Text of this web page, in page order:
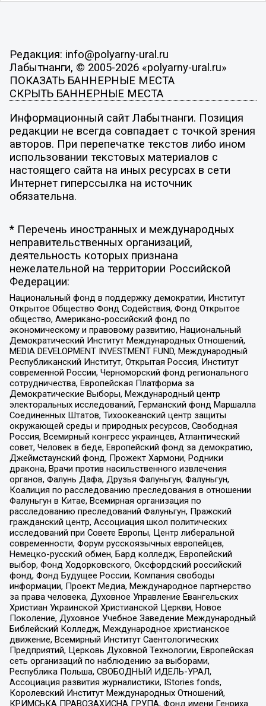
Редакция: info@polyarny-ural.ru
Лабытнанги, © 2005-2026 «polyarny-ural.ru»
ПОКАЗАТЬ БАННЕРНЫЕ МЕСТА
СКРЫТЬ БАННЕРНЫЕ МЕСТА
Информационный сайт Лабытнанги. Позиция
редакции не всегда совпадает с точкой зрения
авторов. При перепечатке текстов либо ином
использовании текстовых материалов с
настоящего сайта на иных ресурсах в сети
Интернет гиперссылка на источник
обязательна.
* Перечень иностранных и международных
неправительственных организаций,
деятельность которых признана
нежелательной на территории Российской
Федерации:
Национальный фонд в поддержку демократии, Институт
Открытое Общество Фонд Содействия, Фонд Открытое
общество, Американо-российский фонд по
экономическому и правовому развитию, Национальный
Демократический Институт Международных Отношений,
MEDIA DEVELOPMENT INVESTMENT FUND, Международный
Республиканский Институт, Открытая Россия, Институт
современной России, Черноморский фонд регионального
сотрудничества, Европейская Платформа за
Демократические Выборы, Международный центр
электоральных исследований, Германский фонд Маршалла
Соединенных Штатов, Тихоокеанский центр защиты
окружающей среды и природных ресурсов, Свободная
Россия, Всемирный конгресс украинцев, Атлантический
совет, Человек в беде, Европейский фонд за демократию,
Джеймстаунский фонд, Прожект Хармони, Родники
дракона, Врачи против насильственного извлечения
органов, Фалунь Дафа, Друзья Фалуньгун, Фалуньгун,
Коалиция по расследованию преследования в отношении
Фалуньгун в Китае, Всемирная организация по
расследованию преследований Фалуньгун, Пражский
гражданский центр, Ассоциация школ политических
исследований при Совете Европы, Центр либеральной
современности, Форум русскоязычных европейцев,
Немецко-русский обмен, Бард колледж, Европейский
выбор, Фонд Ходорковского, Оксфордский российский
фонд, Фонд Будущее России, Компания свободы
информации, Проект Медиа, Международное партнерство
за права человека, Духовное Управление Евангельских
Христиан Украинской Христианской Церкви, Новое
Поколение, Духовное Учебное Заведение Международный
Библейский Колледж, Международное христианское
движение, Всемирный Институт Саентологических
Предприятий, Церковь Духовной Технологии, Европейская
сеть организаций по наблюдению за выборами,
Республика Польша, СВОБОДНЫЙ ИДЕЛЬ-УРАЛ,
Ассоциация развития журналистики, IStories fonds,
Королевский Институт Международных Отношений,
КРИМСЬКА ПРАВОЗАХИСНА ГРУПА, Фонд имени Генриха